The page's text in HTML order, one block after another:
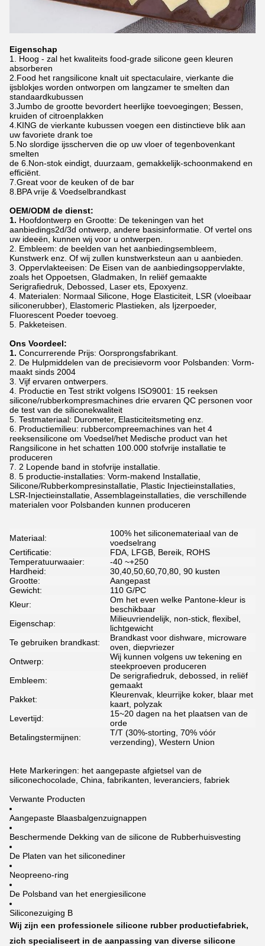
Eigenschap
1. Hoog - zal het kwaliteits food-grade silicone geen kleuren
absorberen
2.Food het rangsilicone knalt uit spectaculaire, vierkante die
ijsblokjes worden ontworpen om langzamer te smelten dan
standaardkubussen
3.Jumbo de grootte bevordert heerlijke toevoegingen; Bessen,
kruiden of citroenplakken
4.KING de vierkante kubussen voegen een distinctieve blik aan
uw favoriete drank toe
5.No slordige ijsscherven die op uw vloer of tegenbovenkant
smelten
de 6.Non-stok eindigt, duurzaam, gemakkelijk-schoonmakend en
efficiënt.
7.Great voor de keuken of de bar
8.BPA vrije & Voedselbrandkast
OEM/ODM de dienst:
1. Hoofdontwerp en Grootte: De tekeningen van het
aanbiedings2d/3d ontwerp, andere basisinformatie. Of vertel ons
uw ideeën, kunnen wij voor u ontwerpen.
2. Embleem: de beelden van het aanbiedingsembleem,
Kunstwerk enz. Of wij zullen kunstwerksteun aan u aanbieden.
3. Oppervlakteeisen: De Eisen van de aanbiedingsoppervlakte,
zoals het Oppoetsen, Gladmaken, In reliëf gemaakte
Serigrafiedruk, Debossed, Laser ets, Epoxyenz.
4. Materialen: Normaal Silicone, Hoge Elasticiteit, LSR (vloeibaar
siliconerubber), Elastomeric Plastieken, als Ijzerpoeder,
Fluorescent Poeder toevoeg.
5. Pakketeisen.
Ons Voordeel:
1. Concurrerende Prijs: Oorsprongsfabrikant.
2. De Hulpmiddelen van de precisievorm voor Polsbanden: Vorm-
maakt sinds 2004
3. Vijf ervaren ontwerpers.
4. Productie en Test strikt volgens ISO9001: 15 reeksen
silicone/rubberkompresmachines drie ervaren QC personen voor
de test van de siliconekwaliteit
5. Testmateriaal: Durometer, Elasticiteitsmeting enz.
6. Productiemilieu: rubbercompreemachines van het 4
reeksensilicone om Voedsel/het Medische product van het
Rangsilicone in het schatten 100.000 stofvrije installatie te
produceren
7. 2 Lopende band in stofvrije installatie.
8. 5 productie-installaties: Vorm-makend Installatie,
Silicone/Rubberkompresinstallatie, Plastic Injectieinstallaties,
LSR-Injectieinstallatie, Assemblageinstallaties, die verschillende
materialen voor Polsbanden kunnen produceren
Materiaal:
100% het siliconemateriaal van de
voedselrang
Certificatie:
FDA, LFGB, Bereik, ROHS
Temperatuurwaaier:
-40 ~+250
Hardheid:
30,40,50,60,70,80, 90 kusten
Grootte:
Aangepast
Gewicht:
110 G/PC
Kleur:
Om het even welke Pantone-kleur is
beschikbaar
Eigenschap:
Milieuvriendelijk, non-stick, flexibel,
lichtgewicht
Te gebruiken brandkast:
Brandkast voor dishware, microware
oven, diepvriezer
Ontwerp:
Wij kunnen volgens uw tekening en
steekproeven produceren
Embleem:
De serigrafiedruk, debossed, in reliëf
gemaakt
Pakket:
Kleurenvak, kleurrijke koker, blaar met
kaart, polyzak
Levertijd:
15~20 dagen na het plaatsen van de
orde
Betalingstermijnen:
T/T (30%-storting, 70% vóór
verzending), Western Union
Hete Markeringen: het aangepaste afgietsel van de
siliconechocolade, China, fabrikanten, leveranciers, fabriek
Verwante Producten
Aangepaste Blaasbalgenzuignappen
Beschermende Dekking van de silicone de Rubberhuisvesting
De Platen van het siliconediner
Neopreeno-ring
De Polsband van het energiesilicone
Siliconezuiging B
Wij zijn een professionele silicone rubber productiefabriek,
zich specialiseert in de aanpassing van diverse silicone